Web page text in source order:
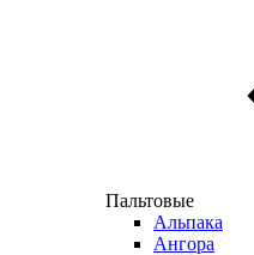
Пальтовые
Альпака
Ангора